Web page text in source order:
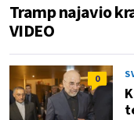
Tramp najavio
VIDEO
0